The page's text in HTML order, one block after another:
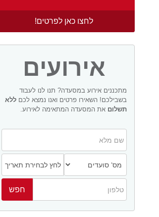
לחצו כאן לפרטים!
אירועים
מתכננים אירוע במסעדה? תנו לנו לעבוד
בשבילכם! השאירו פרטים ואנו נמצא לכם ללא
תשלום את המסעדה המתאימה לאירוע.